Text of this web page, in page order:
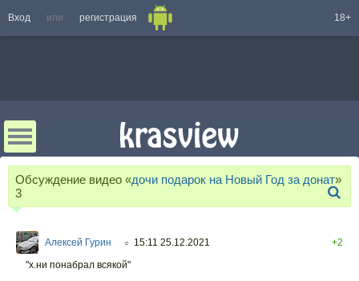
Вход или регистрация 18+
Обсуждение видео «дочи подарок на Новый Год за донат»
3
Алексей Гурин ○ 15:11 25.12.2021
+2
"х.ни понабрал всякой"